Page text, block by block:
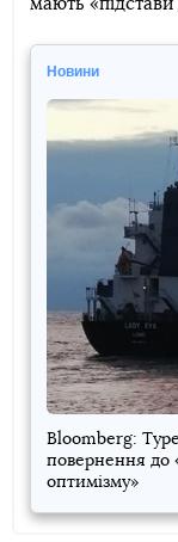
мають
Новини
Bloomberg:
повернення до
оптимізму»